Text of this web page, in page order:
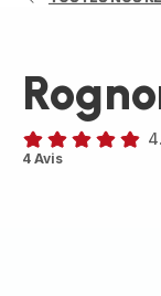
ratings.4.8
4 Avis